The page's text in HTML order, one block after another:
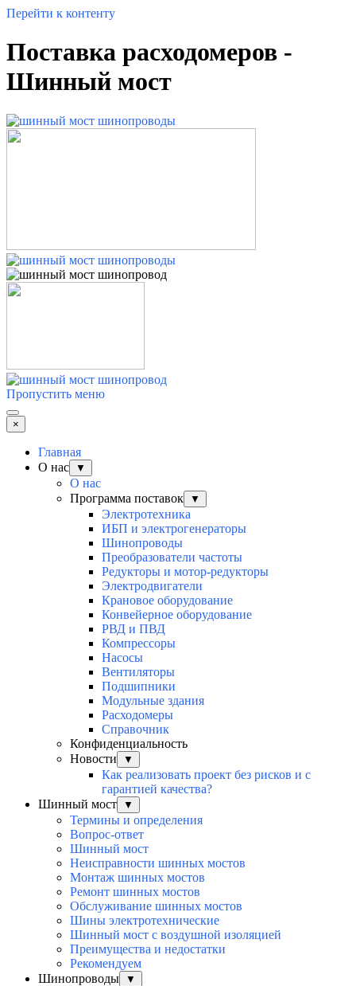
Перейти к контенту
Поставка расходомеров -
Шинный мост
Пропустить меню
×
Главная
О нас
▼
О нас
Программа поставок
▼
Электротехника
ИБП и электрогенераторы
Шинопроводы
Преобразователи частоты
Редукторы и мотор-редукторы
Электродвигатели
Крановое оборудование
Конвейерное оборудование
РВД и ПВД
Компрессоры
Насосы
Вентиляторы
Подшипники
Модульные здания
Расходомеры
Справочник
Конфиденциальность
Новости
▼
Как реализовать проект без рисков и с
гарантией качества?
Шинный мост
▼
Термины и определения
Вопрос-ответ
Шинный мост
Неисправности шинных мостов
Монтаж шинных мостов
Ремонт шинных мостов
Обслуживание шинных мостов
Шины электротехнические
Шинный мост с воздушной изоляцией
Преимущества и недостатки
Рекомендуем
Шинопроводы
▼